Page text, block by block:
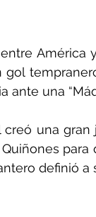
América
ante una
una gran
definió